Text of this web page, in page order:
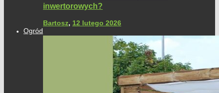
inwertorowych?
Bartosz, 12 lutego 2026
Ogród